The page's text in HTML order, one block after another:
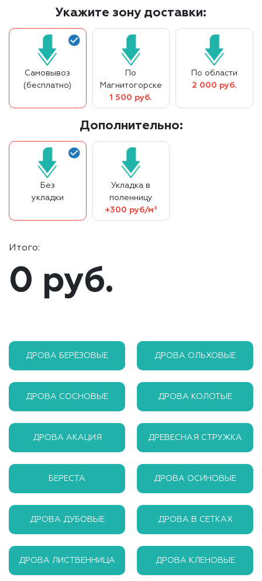
Укажите зону доставки:
Самовывоз
(бесплатно)
По
Магнитогорске
1 500 руб.
По области
2 000 руб.
Дополнительно:
Без
укладки
Укладка в
поленницу
+300 руб/м³
Итого:
0 руб.
ДРОВА БЕРЁЗОВЫЕ ДРОВА ОЛЬХОВЫЕ
ДРОВА СОСНОВЫЕ ДРОВА КОЛОТЫЕ
ДРОВА АКАЦИЯ ДРЕВЕСНАЯ СТРУЖКА
БЕРЕСТА ДРОВА ОСИНОВЫЕ
ДРОВА ДУБОВЫЕ ДРОВА В СЕТКАХ
ДРОВА ЛИСТВЕННИЦА ДРОВА КЛЕНОВЫЕ